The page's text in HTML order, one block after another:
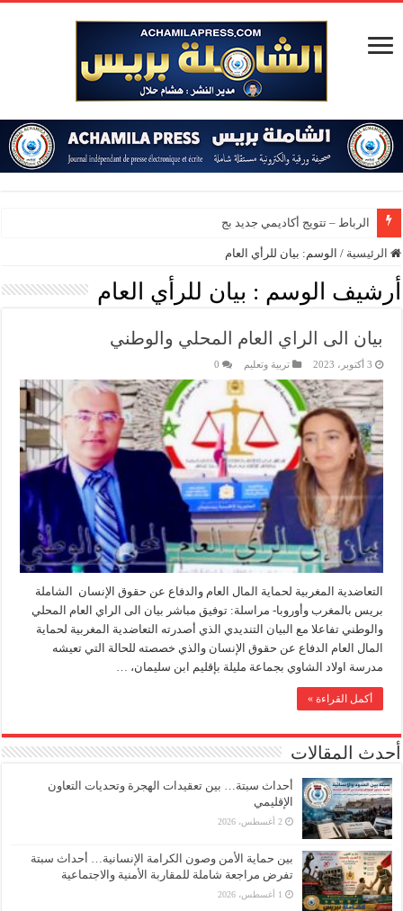
الرباط – تتويج أكاديمي جديد بجامعة مح
الرئيسية / الوسم: بيان للرأي العام
أرشيف الوسم : بيان للرأي العام
بيان الى الراي العام المحلي والوطني
3 أكتوبر، 2023 تربية وتعليم 0
التعاضدية المغربية لحماية المال العام والدفاع عن حقوق الإنسان الشاملة
بريس بالمغرب وأوروبا- مراسلة: توفيق مباشر بيان الى الراي العام المحلي
والوطني تفاعلا مع البيان التنديدي الذي أصدرته التعاضدية المغربية لحماية
المال العام الدفاع عن حقوق الإنسان والذي خصصته للحالة التي تعيشه
مدرسة اولاد الشاوي بجماعة مليلة بإقليم ابن سليمان، …
أكمل القراءة »
أحدث المقالات
أحداث سبتة… بين تعقيدات الهجرة وتحديات التعاون
الإقليمي
2 أغسطس، 2026
بين حماية الأمن وصون الكرامة الإنسانية… أحداث سبتة
تفرض مراجعة شاملة للمقاربة الأمنية والاجتماعية
1 أغسطس، 2026